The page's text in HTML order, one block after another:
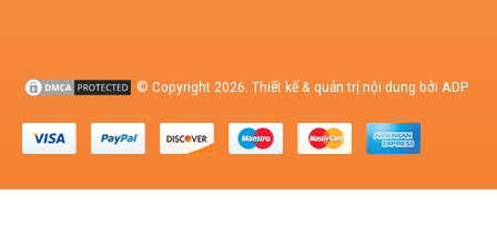
© Copyright 2026. Thiết kế & quản trị nội dung bởi ADP